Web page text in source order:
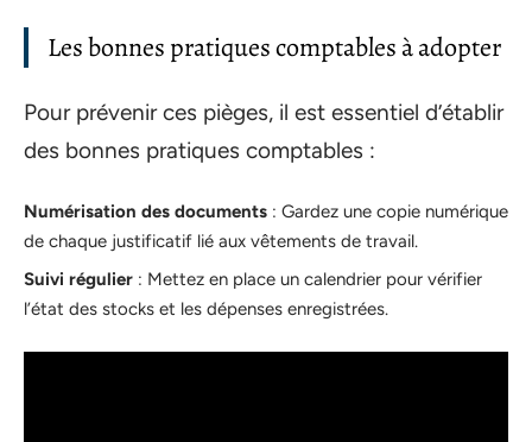
Les bonnes pratiques comptables à adopter
Pour prévenir ces pièges, il est essentiel d’établir
des bonnes pratiques comptables :
Numérisation des documents : Gardez une copie numérique
de chaque justificatif lié aux vêtements de travail.
Suivi régulier : Mettez en place un calendrier pour vérifier
l’état des stocks et les dépenses enregistrées.